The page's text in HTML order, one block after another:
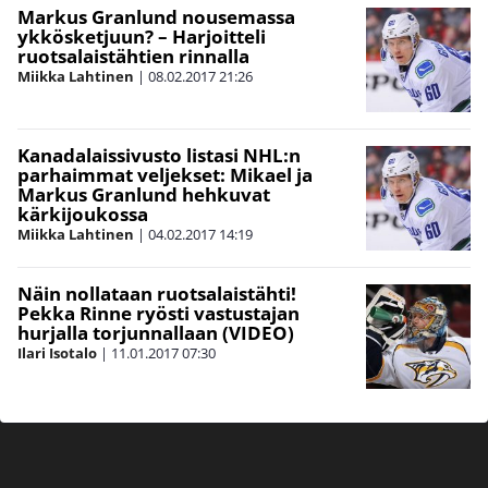
Markus Granlund nousemassa
ykkösketjuun? – Harjoitteli
ruotsalaistähtien rinnalla
Miikka Lahtinen | 08.02.2017 21:26
Kanadalaissivusto listasi NHL:n
parhaimmat veljekset: Mikael ja
Markus Granlund hehkuvat
kärkijoukossa
Miikka Lahtinen | 04.02.2017 14:19
Näin nollataan ruotsalaistähti!
Pekka Rinne ryösti vastustajan
hurjalla torjunnallaan (VIDEO)
Ilari Isotalo | 11.01.201707:30